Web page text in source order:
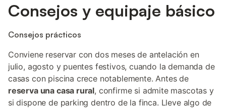
Consejos y equipaje básico
Consejos prácticos
Conviene reservar con dos meses de antelación en
julio, agosto y puentes festivos, cuando la demanda de
casas con piscina crece notablemente. Antes de
reserva una casa rural, confirme si admite mascotas y
si dispone de parking dentro de la finca. Lleve algo de